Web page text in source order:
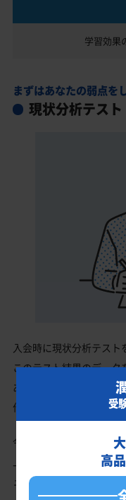
学習効果
まずはあなたの弱点を
現状分析テスト
入会時に現状分析テスト
このテスト結果のデータ
あなたに英語・数学・国
作成します。
今の成績・偏差値から潤
上を取る、余裕を持っ
ュールを明確にします。
受
高